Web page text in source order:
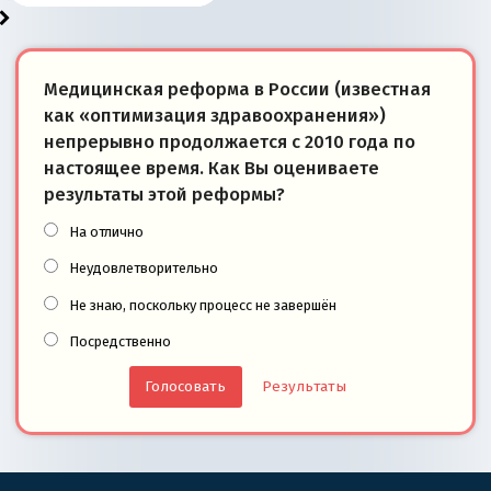
Медицинская реформа в России (известная
как «оптимизация здравоохранения»)
непрерывно продолжается с 2010 года по
настоящее время. Как Вы оцениваете
результаты этой реформы?
На отлично
Неудовлетворительно
Не знаю, поскольку процесс не завершён
Посредственно
Результаты